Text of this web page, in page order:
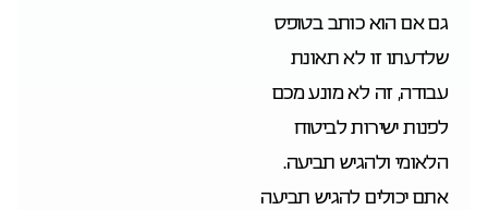
גם אם הוא כותב בטופס
שלדעתו זו לא תאונת
עבודה, זה לא מונע מכם
לפנות ישירות לביטוח
הלאומי ולהגיש תביעה.
אתם יכולים להגיש תביעה